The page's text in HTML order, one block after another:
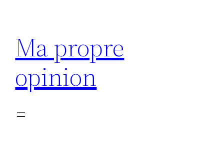
contenu
Ma propre
opinion